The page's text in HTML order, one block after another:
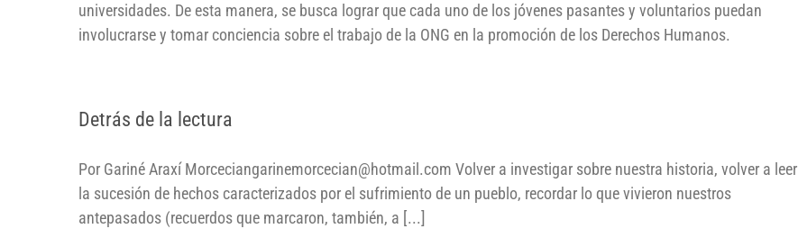
universidades. De esta manera, se busca lograr que cada uno de los jóvenes pasantes y voluntarios puedan
involucrarse y tomar conciencia sobre el trabajo de la ONG en la promoción de los Derechos Humanos.
Detrás de la lectura
Detrás de la lectura
Por Gariné Araxí Morceciangarinemorcecian@hotmail.com Volver a investigar sobre nuestra historia, volver a leer
la sucesión de hechos caracterizados por el sufrimiento de un pueblo, recordar lo que vivieron nuestros
antepasados (recuerdos que marcaron, también, a [...]